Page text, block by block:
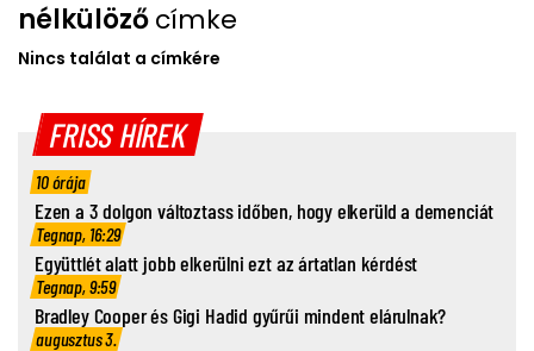
nélkülözőcímke
Nincs találat a címkére
FRISS HÍREK
10 órája
Ezen a 3 dolgon változtass időben, hogy elkerüld a demenciát
Tegnap, 16:29
Együttlét alatt jobb elkerülni ezt az ártatlan kérdést
Tegnap, 9:59
Bradley Cooper és Gigi Hadid gyűrűi mindent elárulnak?
augusztus 3.